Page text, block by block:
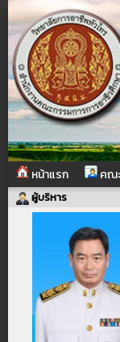
หน้าแรก คณ
ผู้บริหาร